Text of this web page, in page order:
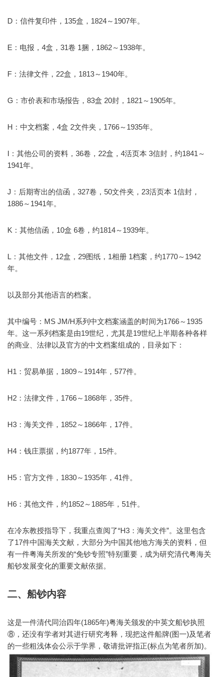
D：信件复印件，135盒，1824～1907年。
E：电报，4盒，31卷 1捆，1862～1938年。
F：法律文件，22盒，1813～1940年。
G：市价表和市场报告，83盒 20封，1821～1905年。
H：中文档案，4盒 2文件夹，1766～1935年。
I：其他公司的资料，36卷，22盒，4活页本 3信封，约1841～
1941年。
J：后期寄出的信函，327卷，50文件夹，23活页本 1信封，
1886～1941年。
K：其他信函，10盒 6卷，约1814～1939年。
L：其他文件，12盒，29图纸，1相册 1档案，约1770～1942
年。
以及部分其他语言的档案。
其中编号：MS JM/H系列中文档案涵盖的时间为1766～1935
年。这一系列档案是由19世纪，尤其是19世纪上半期各种各样
的商业、法律以及官方的中文档案组成的，目录如下：
H1：贸易单据，1809～1914年，577件。
H2：法律文件，1766～1868年，35件。
H3：海关文件，1852～1866年，17件。
H4：钱庄票据，约1877年，15件。
H5：官方文件，1830～1935年，41件。
H6：其他文件，约1852～1885年，51件。
在冷东教授指导下，我重点查阅了“H3：海关文件”。这里包含
了17件中国海关文献，大部分为中国其他地方海关的资料，但
有一件粤海关所发的“免钞专照”特别重要，成为研究清代粤海关
船钞发展变化的重要文献依据。
二、船钞内容
这是一件清代同治四年(1865年)粤海关颁发的中英文船钞执照
⑧，还没有学者对其进行研究考释，现把这件船牌(图一)及笔者
的一些粗浅体会公示于学界，敬请批评指正(标点为笔者所加)。